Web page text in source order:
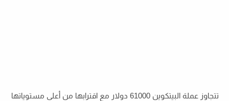
تتجاوز عملة البيتكوين 61000 دولار مع اقترابها من أعلى مستوياتها